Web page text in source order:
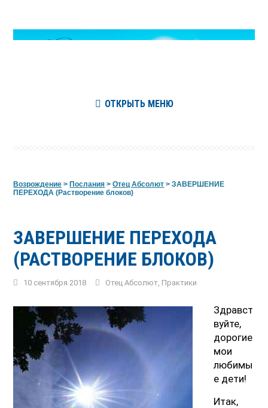
ОТКРЫТЬ МЕНЮ
Возрождение >Послания >Отец Абсолют >ЗАВЕРШЕНИЕ
ПЕРЕХОДА (Растворение блоков)
ЗАВЕРШЕНИЕ ПЕРЕХОДА
(РАСТВОРЕНИЕ БЛОКОВ)
10 сентября 2018 Отец Абсолют Практики
Здравст
вуйте,
дорогие
мои
любимы
е дети!
Итак,